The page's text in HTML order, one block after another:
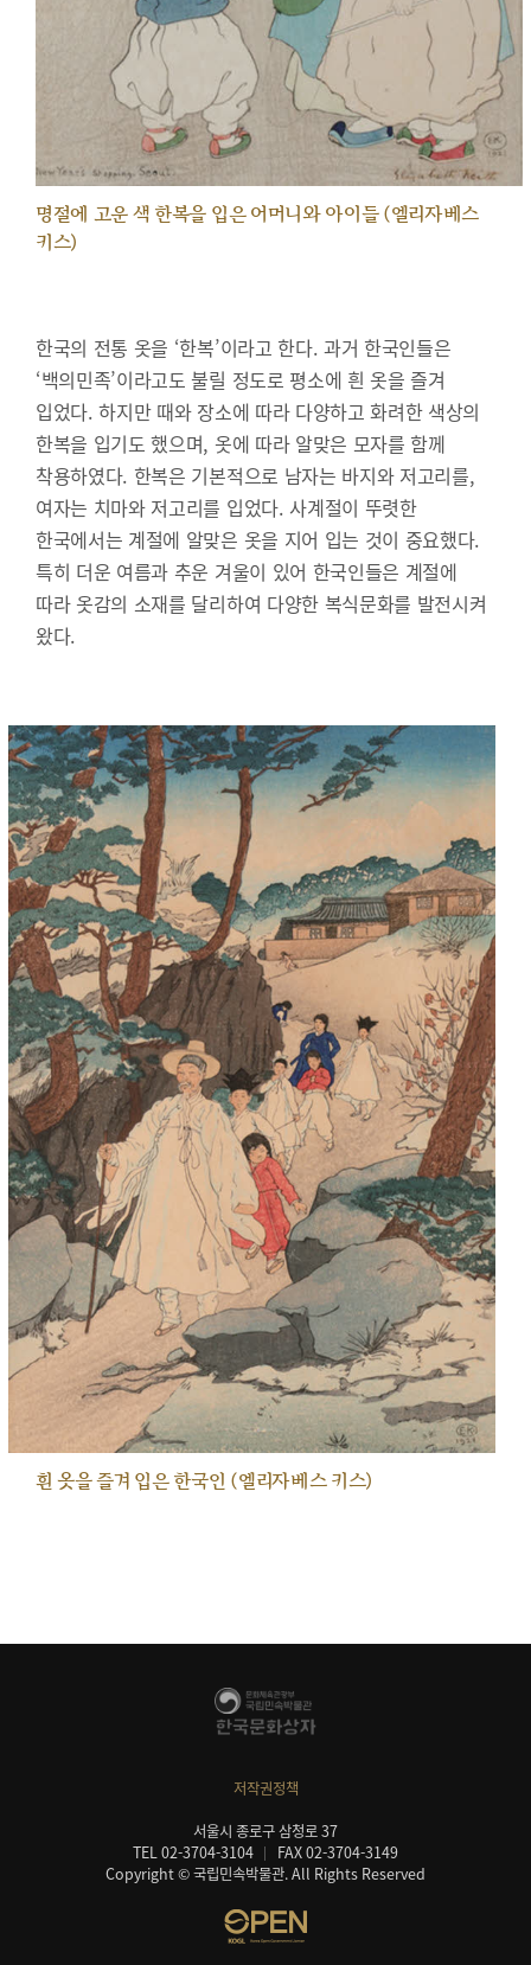
명절에 고운 색 한복을 입은 어머니와 아이들 (엘리자베스
키스)
한국의 전통 옷을 ‘한복’이라고 한다. 과거 한국인들은
‘백의민족’이라고도 불릴 정도로 평소에 흰 옷을 즐겨
입었다. 하지만 때와 장소에 따라 다양하고 화려한 색상의
한복을 입기도 했으며, 옷에 따라 알맞은 모자를 함께
착용하였다. 한복은 기본적으로 남자는 바지와 저고리를,
여자는 치마와 저고리를 입었다. 사계절이 뚜렷한
한국에서는 계절에 알맞은 옷을 지어 입는 것이 중요했다.
특히 더운 여름과 추운 겨울이 있어 한국인들은 계절에
따라 옷감의 소재를 달리하여 다양한 복식문화를 발전시켜
왔다.
흰 옷을 즐겨 입은 한국인 (엘리자베스 키스)
저작권정책
서울시 종로구 삼청로 37
TEL 02-3704-3104
FAX 02-3704-3149
Copyright © 국립민속박물관. All Rights Reserved